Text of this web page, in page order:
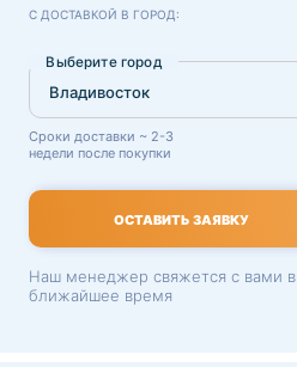
С ДОСТАВКОЙ В ГОРОД:
Выберите город
Сроки доставки ~ 2-3
недели после покупки
ОСТАВИТЬ ЗАЯВКУ
Наш менеджер свяжется с вами в
ближайшее время